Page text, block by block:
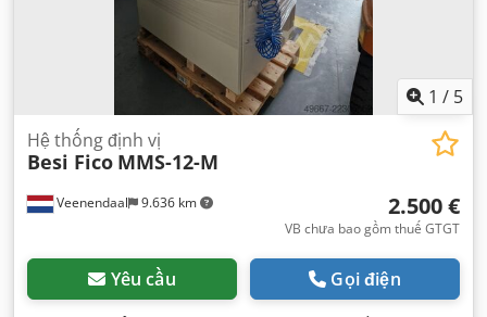
1 / 5
Veenendaal 9.636 km
Hệ thống định vị
Besi Fico MMS-12-M
2.500 €
VB chưa bao gồm thuế GTGT
Yêu cầu Gọi điện